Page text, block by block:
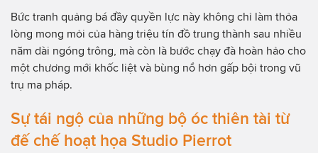
Bức tranh quảng bá đầy quyền lực này không chỉ làm thỏa
lòng mong mỏi của hàng triệu tín đồ trung thành sau nhiều
năm dài ngóng trông, mà còn là bước chạy đà hoàn hảo cho
một chương mới khốc liệt và bùng nổ hơn gấp bội trong vũ
trụ ma pháp.
Sự tái ngộ của những bộ óc thiên tài từ
đế chế hoạt họa Studio Pierrot